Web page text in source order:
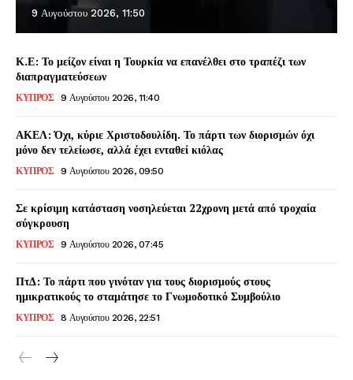
9 Αυγούστου 2026, 11:50
Κ.Ε: Το μείζον είναι η Τουρκία να επανέλθει στο τραπέζι των
διαπραγματεύσεων
ΚΥΠΡΟΣ 9 Αυγούστου 2026, 11:40
ΑΚΕΛ: Όχι, κύριε Χριστοδουλίδη. Το πάρτι των διορισμών όχι
μόνο δεν τελείωσε, αλλά έχει ενταθεί κιόλας
ΚΥΠΡΟΣ 9 Αυγούστου 2026, 09:50
Σε κρίσιμη κατάσταση νοσηλεύεται 22χρονη μετά από τροχαία
σύγκρουση
ΚΥΠΡΟΣ 9 Αυγούστου 2026, 07:45
ΠτΔ: Το πάρτι που γινόταν για τους διορισμούς στους
ημικρατικούς το σταμάτησε το Γνωμοδοτικό Συμβούλιο
ΚΥΠΡΟΣ 8 Αυγούστου 2026, 22:51